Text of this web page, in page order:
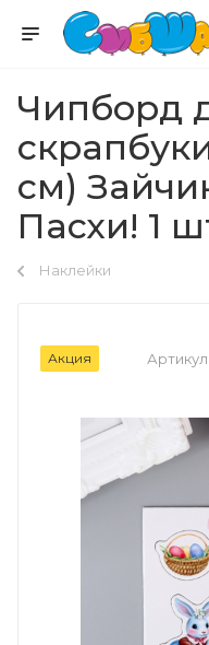
Чипборд
см)
Пасхи! 1
Наклейки
Акция Артикул: